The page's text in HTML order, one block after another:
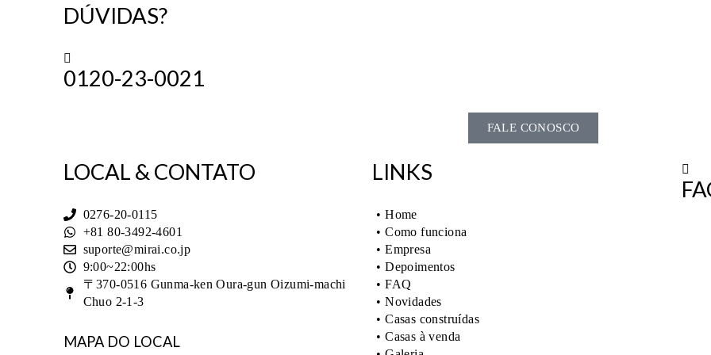
DÚVIDAS?
0120-23-0021
FALE CONOSCO
LOCAL & CONTATO
0276-20-0115
+81 80-3492-4601
suporte@mirai.co.jp
9:00~22:00hs
〒370-0516 Gunma-ken Oura-gun Oizumi-machi
Chuo 2-1-3
MAPA DO LOCAL
LINKS
• Home
• Como funciona
• Empresa
• Depoimentos
• FAQ
• Novidades
• Casas construídas
• Casas à venda